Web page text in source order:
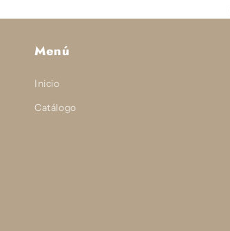
Menú
Inicio
Catálogo